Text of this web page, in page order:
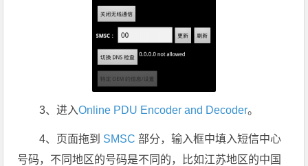
3、进入Online PDU Encoder and Decoder。
4、页面拖到 SMSC 部分，输入框中填入短信中心
号码，不同地区的号码是不同的，比如江苏地区的中国